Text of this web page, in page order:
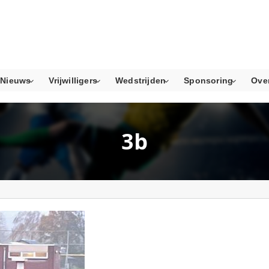
Nieuws Vrijwilligers Wedstrijden Sponsoring
3b